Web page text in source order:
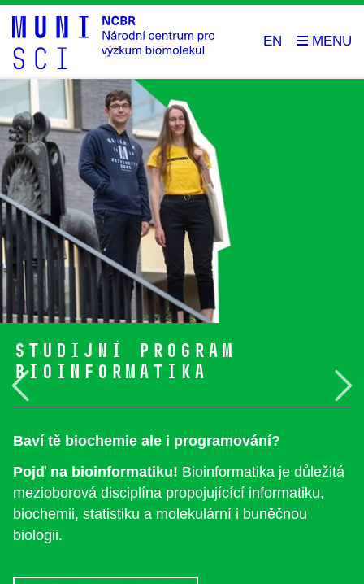
EN
Studijní program
Bioinformatika
Baví tě biochemie ale i programování?
Pojď na bioinformatiku! Bioinformatika je důležitá
mezioborová disciplína propojujícící informatiku,
biochemii, statistiku a molekulární i buněčnou
biologii.
Předchozí